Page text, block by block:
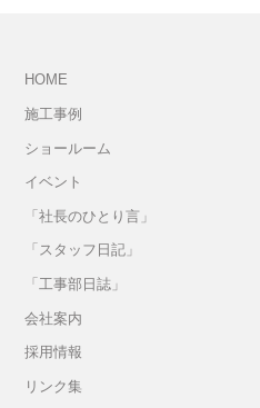
HOME
施工事例
ショールーム
イベント
「社長のひとり言」
「スタッフ日記」
「工事部日誌」
会社案内
採用情報
リンク集